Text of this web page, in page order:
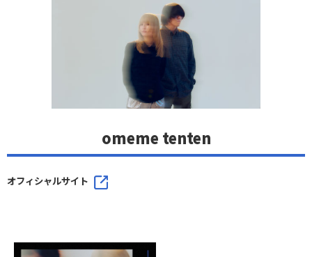
omeme tenten
オフィシャルサイト